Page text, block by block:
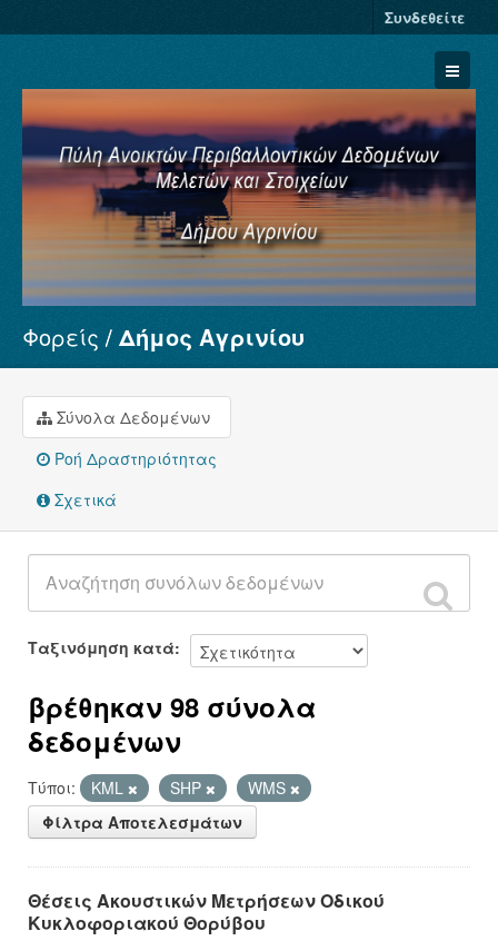
Συνδεθείτε
Σύνολα Δεδομένων
Φορείς
Ομάδες
Σχετικά
Φορείς Δήμος Αγρινίου
Σύνολα Δεδομένων
Ροή Δραστηριότητας
Σχετικά
Ταξινόμηση κατά
βρέθηκαν 98 σύνολα
δεδομένων
Τύποι: KML SHP
WMS
Φίλτρα Αποτελεσμάτων
Θέσεις Ακουστικών Μετρήσεων Οδικού
Κυκλοφοριακού Θορύβου